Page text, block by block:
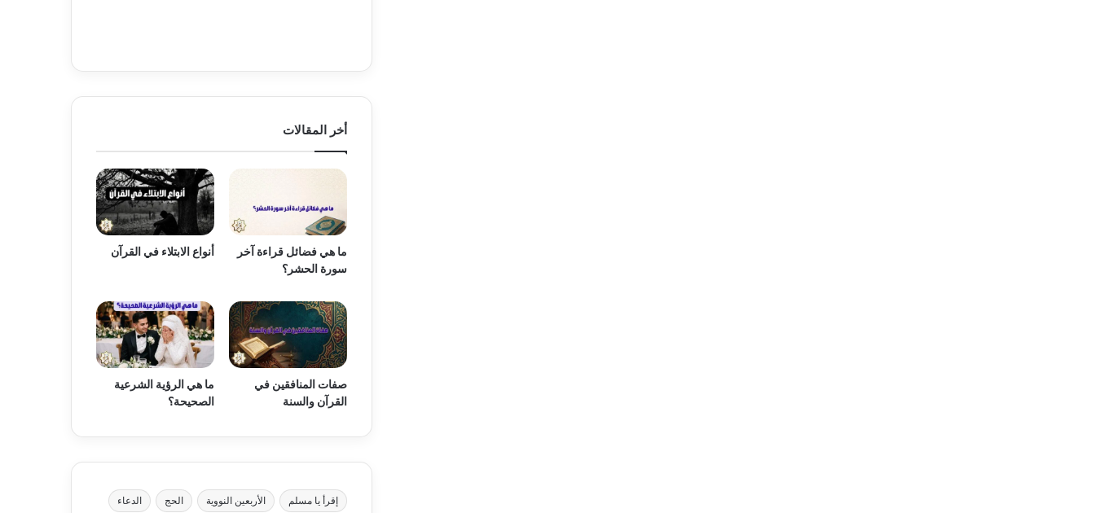
أخر المقالات
ما هي فضائل قراءة آخر
سورة الحشر؟
أنواع الابتلاء في القرآن
صفات المنافقين في
القرآن والسنة
ما هي الرؤية الشرعية
الصحيحة؟
إقرأ يا مسلم الأربعين النووية الحج الدعاء